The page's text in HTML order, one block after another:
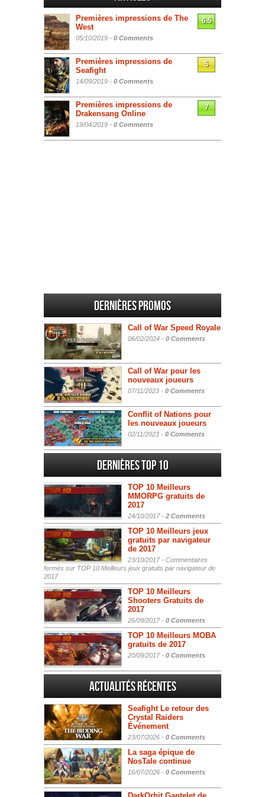
Premières impressions de The
West
05/10/2019 - 0 Comments
6.5
Premières impressions de
Seafight
14/09/2019 - 0 Comments
5
Premières impressions de
Drakensang Online
19/04/2019 - 0 Comments
7
Dernières promos
Call of War Speed Royale
06/02/2024 - 0 Comments
Call of War pour les
nouveaux joueurs
07/11/2023 - 0 Comments
Conflit of Nations pour
les nouveaux joueurs
02/11/2023 - 0 Comments
Dernières Top 10
TOP 10 Meilleurs
MMORPG gratuits de
2017
24/10/2017 - 2 Comments
TOP 10 Meilleurs jeux
gratuits par navigateur
de 2017
23/10/2017 - Commentaires
fermés sur TOP 10 Meilleurs jeux gratuits par navigateur de
2017
TOP 10 Meilleurs
Shooters Gratuits de
2017
26/09/2017 - 0 Comments
TOP 10 Meilleurs MOBA
gratuits de 2017
20/09/2017 - 0 Comments
Actualités Récentes
Seafight Le retour des
Crystal Raiders
Événement
23/07/2026 - 0 Comments
La saga épique de
NosTale continue
16/07/2026 - 0 Comments